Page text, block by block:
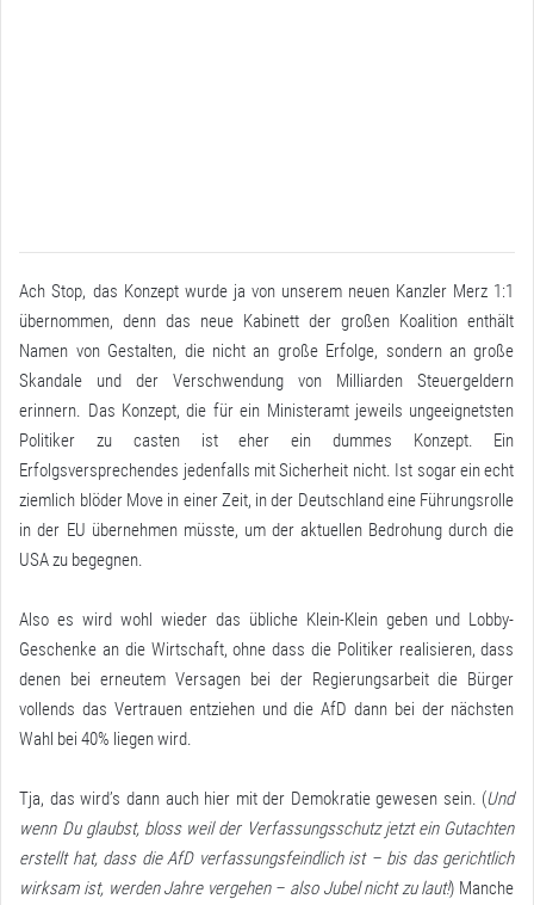
Ach Stop, das Konzept wurde ja von unserem neuen Kanzler Merz 1:1
übernommen, denn das neue Kabinett der großen Koalition enthält
Namen von Gestalten, die nicht an große Erfolge, sondern an große
Skandale und der Verschwendung von Milliarden Steuergeldern
erinnern. Das Konzept, die für ein Ministeramt jeweils ungeeignetsten
Politiker zu casten ist eher ein dummes Konzept. Ein
Erfolgsversprechendes jedenfalls mit Sicherheit nicht. Ist sogar ein echt
ziemlich blöder Move in einer Zeit, in der Deutschland eine Führungsrolle
in der EU übernehmen müsste, um der aktuellen Bedrohung durch die
USA zu begegnen.
Also es wird wohl wieder das übliche Klein-Klein geben und Lobby-
Geschenke an die Wirtschaft, ohne dass die Politiker realisieren, dass
denen bei erneutem Versagen bei der Regierungsarbeit die Bürger
vollends das Vertrauen entziehen und die AfD dann bei der nächsten
Wahl bei 40% liegen wird.
Tja, das wird’s dann auch hier mit der Demokratie gewesen sein. (Und
wenn Du glaubst, bloss weil der Verfassungsschutz jetzt ein Gutachten
erstellt hat, dass die AfD verfassungsfeindlich ist – bis das gerichtlich
wirksam ist, werden Jahre vergehen – also Jubel nicht zu laut!) Manche